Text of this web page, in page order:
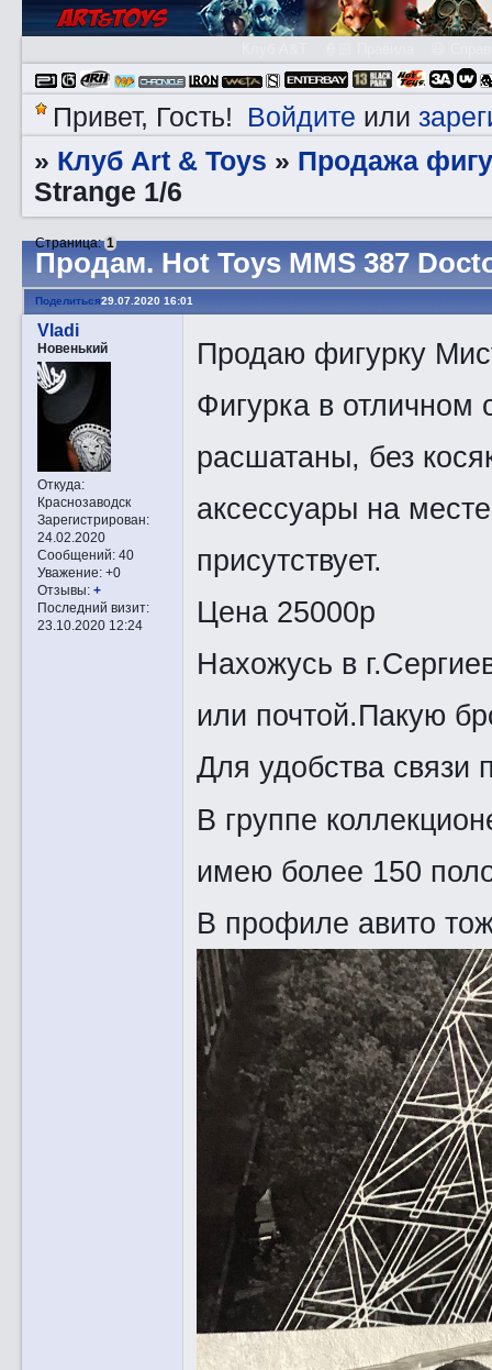
Привет, Гость! Войдите или
» Клуб Art & Toys » Продажа
Strange 1/6
Прoдам. Hot Toys MMS 387
Страница:1
Поделиться29.07.2020 16:01
Vladi
Новенький
Откуда:
Краснозаводск
Зарегистрирован:
24.02.2020
Сообщений:40
Уважение: +0
Отзывы: +
Последний визит:
23.10.2020 12:24
Продаю фигурку
Фигурка в отличном
расшатаны, без
аксессуары на
присутствует.
Цена 25000р
Нахожусь в
или почтой.Пакую
Для удобства связи
В группе
имею более 150
В профиле авито